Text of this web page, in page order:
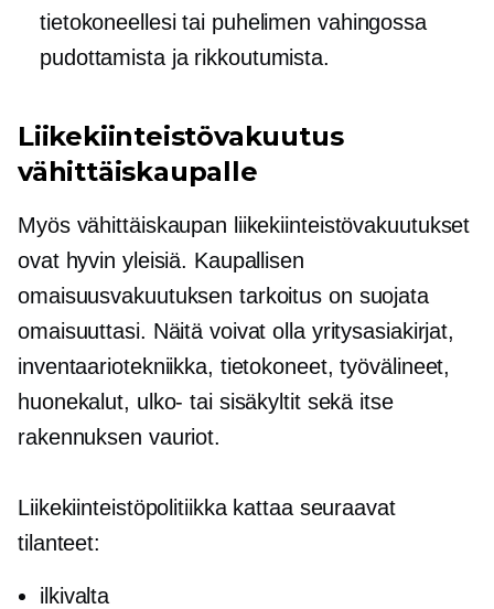
tietokoneellesi tai puhelimen vahingossa
pudottamista ja rikkoutumista.
Liikekiinteistövakuutus
vähittäiskaupalle
Myös vähittäiskaupan liikekiinteistövakuutukset
ovat hyvin yleisiä. Kaupallisen
omaisuusvakuutuksen tarkoitus on suojata
omaisuuttasi. Näitä voivat olla yritysasiakirjat,
inventaariotekniikka, tietokoneet, työvälineet,
huonekalut, ulko- tai sisäkyltit sekä itse
rakennuksen vauriot.
Liikekiinteistöpolitiikka kattaa seuraavat
tilanteet:
ilkivalta